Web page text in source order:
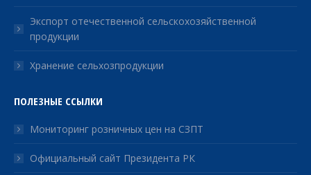
Экспорт отечественной сельскохозяйственной
продукции
Хранение сельхозпродукции
ПОЛЕЗНЫЕ ССЫЛКИ
Мониторинг розничных цен на СЗПТ
Официальный сайт Президента РК